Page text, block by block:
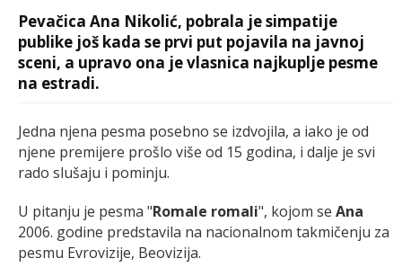
Pevačica Ana Nikolić, pobrala je simpatije
publike još kada se prvi put pojavila na javnoj
sceni, a upravo ona je vlasnica najkuplje pesme
na estradi.
Jedna njena pesma posebno se izdvojila, a iako je od
njene premijere prošlo više od 15 godina, i dalje je svi
rado slušaju i pominju.
U pitanju je pesma "Romale romali", kojom se Ana
2006. godine predstavila na nacionalnom takmičenju za
pesmu Evrovizije, Beovizija.